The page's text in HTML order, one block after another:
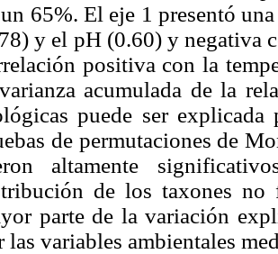
65%. El eje 1 presentó
y el pH (0.60) y negativa
positiva con la
acumulada de la
puede ser
de permutaciones de
altamente
de los taxones
parte de la variación
las variables ambientales